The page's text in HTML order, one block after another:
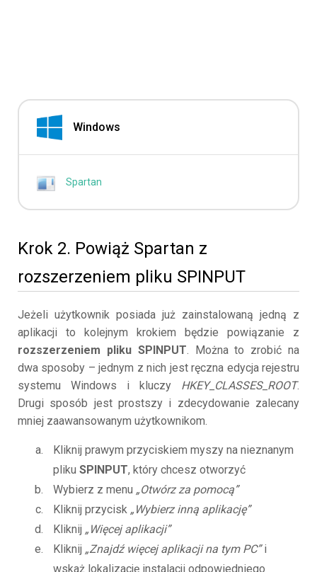
Windows
Spartan
Krok 2. Powiąż Spartan z
rozszerzeniem pliku SPINPUT
Jeżeli użytkownik posiada już zainstalowaną jedną z
aplikacji to kolejnym krokiem będzie powiązanie z
rozszerzeniem pliku SPINPUT. Można to zrobić na
dwa sposoby – jednym z nich jest ręczna edycja rejestru
systemu Windows i kluczy HKEY_CLASSES_ROOT.
Drugi sposób jest prostszy i zdecydowanie zalecany
mniej zaawansowanym użytkownikom.
Kliknij prawym przyciskiem myszy na nieznanym
pliku SPINPUT, który chcesz otworzyć
Wybierz z menu „Otwórz za pomocą”
Kliknij przycisk „Wybierz inną aplikację”
Kliknij „Więcej aplikacji”
Kliknij „Znajdź więcej aplikacji na tym PC”i
wskaż lokalizację instalacji odpowiedniego